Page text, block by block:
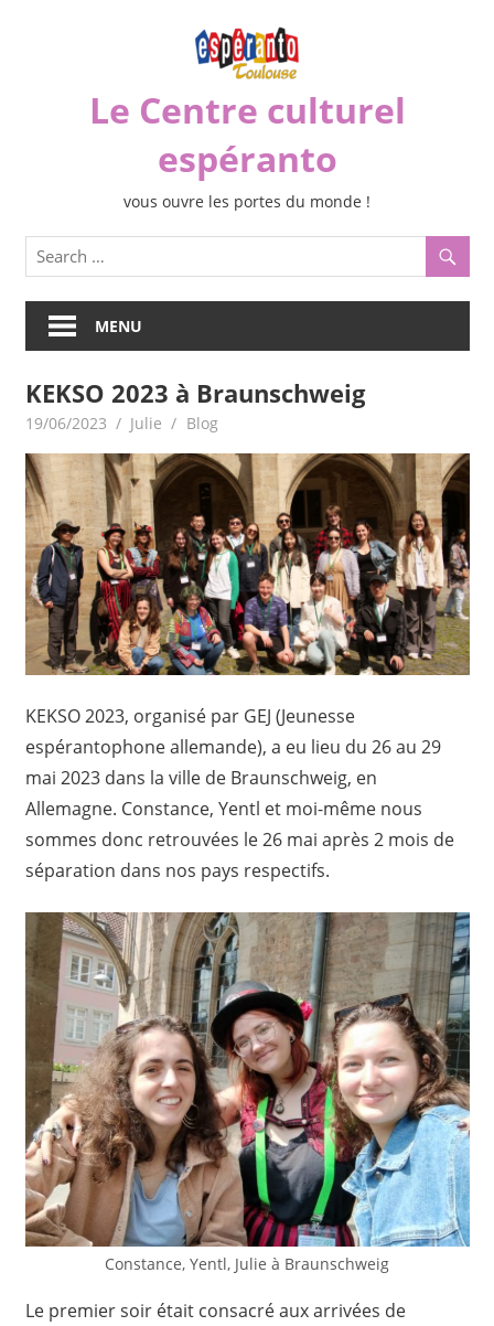
Le Centre culturel
espéranto
vous ouvre les portes du monde !
MENU
KEKSO 2023 à Braunschweig
19/06/2023 Julie Blog
KEKSO 2023, organisé par GEJ (Jeunesse
espérantophone allemande), a eu lieu du 26 au 29
mai 2023 dans la ville de Braunschweig, en
Allemagne. Constance, Yentl et moi-même nous
sommes donc retrouvées le 26 mai après 2 mois de
séparation dans nos pays respectifs.
Constance, Yentl, Julie à Braunschweig
Le premier soir était consacré aux arrivées de